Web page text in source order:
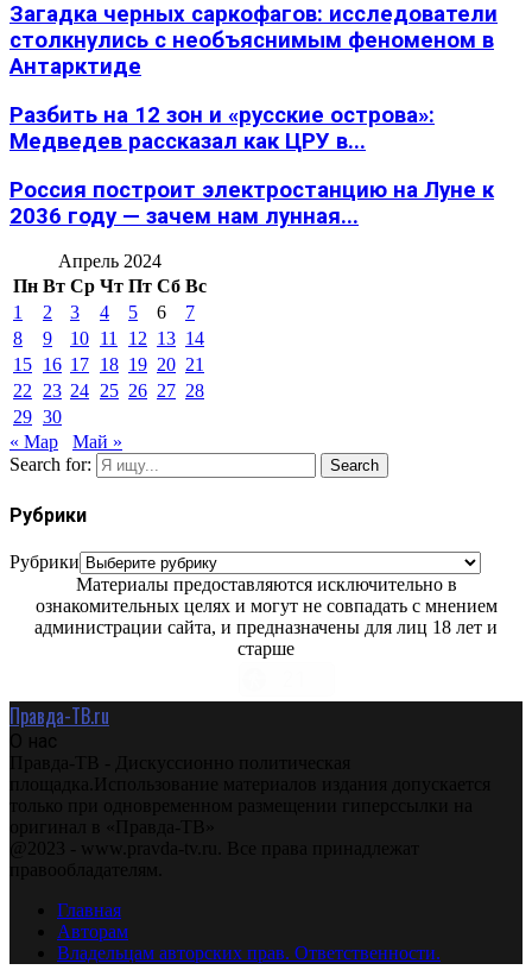
Загадка черных саркофагов: исследователи
столкнулись с необъяснимым феноменом в
Антарктиде
Разбить на 12 зон и «русские острова»:
Медведев рассказал как ЦРУ в...
Россия построит электростанцию на Луне к
2036 году — зачем нам лунная...
Апрель 2024
Пн Вт Ср Чт Пт Сб Вс
1
2 3 4 5 6
7
8
9 10 11 12 13 14
15 16 17 18 19 20 21
22
23 24 25 26 27 28
29 30
« Мар
Май »
Search for:
Search
Рубрики
Рубрики
Материалы предоставляются исключительно в
ознакомительных целях и могут не совпадать с мнением
администрации сайта, и предназначены для лиц 18 лет и
старше
Правда-ТВ.ru
О нас
Правда-ТВ - Дискуссионно политическая
площадка.Использование материалов издания допускается
только при одновременном размещении гиперссылки на
оригинал в «Правда-ТВ»
@2023 - www.pravda-tv.ru. Все права принадлежат
правообладателям.
Главная
Авторам
Владельцам авторских прав. Ответственности.